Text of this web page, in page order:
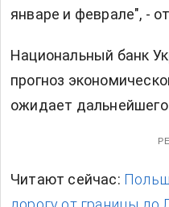
январе и феврале", -
Национальный банк
прогноз
ожидает
Читают сейчас: